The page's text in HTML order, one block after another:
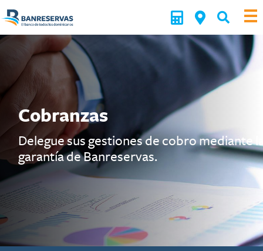
Cobranzas
Delegue sus gestiones de cobro mediante
garantía de Banreservas.